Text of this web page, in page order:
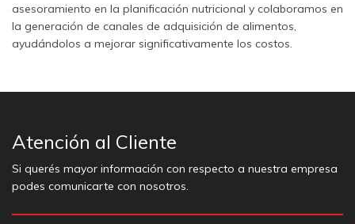
asesoramiento en la planificación nutricional y colaboramos en
la generación de canales de adquisición de alimentos,
ayudándolos a mejorar significativamente los costos.
Atención al Cliente
Si querés mayor información con respecto a nuestra empresa
podes comunicarte con nosotros.